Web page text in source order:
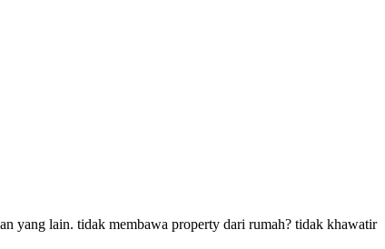
yang lain. tidak membawa property dari rumah? tidak khawatir